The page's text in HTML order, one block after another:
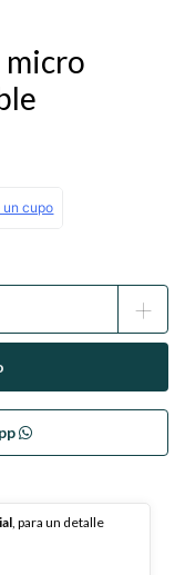
micro
+
, para un detalle